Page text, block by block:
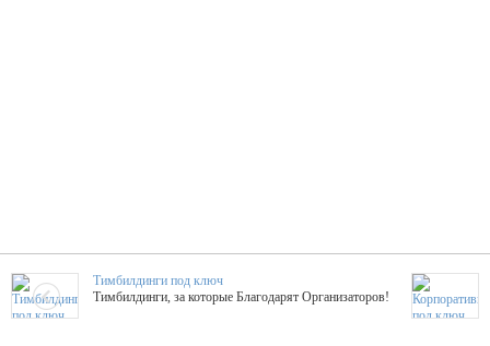
Тимбилдинги под ключ
Тимбилдинги, за которые Благодарят Организаторов!